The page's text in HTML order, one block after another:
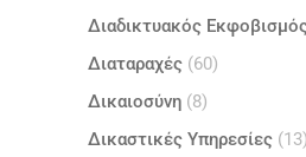
Διαδικτυακός
Διαταραχές (60)
Δικαιοσύνη (8)
Δικαστικές Υπηρεσίες (13)